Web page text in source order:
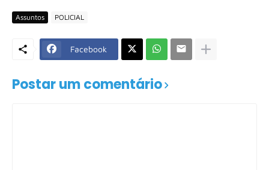
Assuntos POLICIAL
Facebook
Postar um comentário